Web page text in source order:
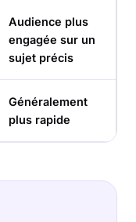
Audience plus
engagée sur un
sujet précis
Généralement
plus rapide